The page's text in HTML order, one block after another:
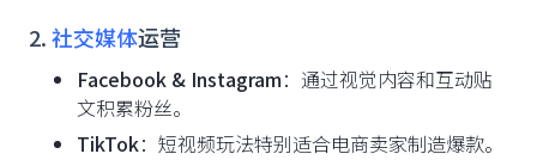
2.社交媒体运营
Facebook & Instagram：通过视觉内容和互动贴
文积累粉丝。
TikTok：短视频玩法特别适合电商卖家制造爆款。